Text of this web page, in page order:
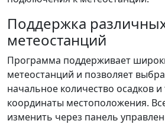
Поддержка
метеостанций
Программа поддерживает
метеостанций и позволяет
начальное количество осадков
координаты местоположения.
изменить через панель